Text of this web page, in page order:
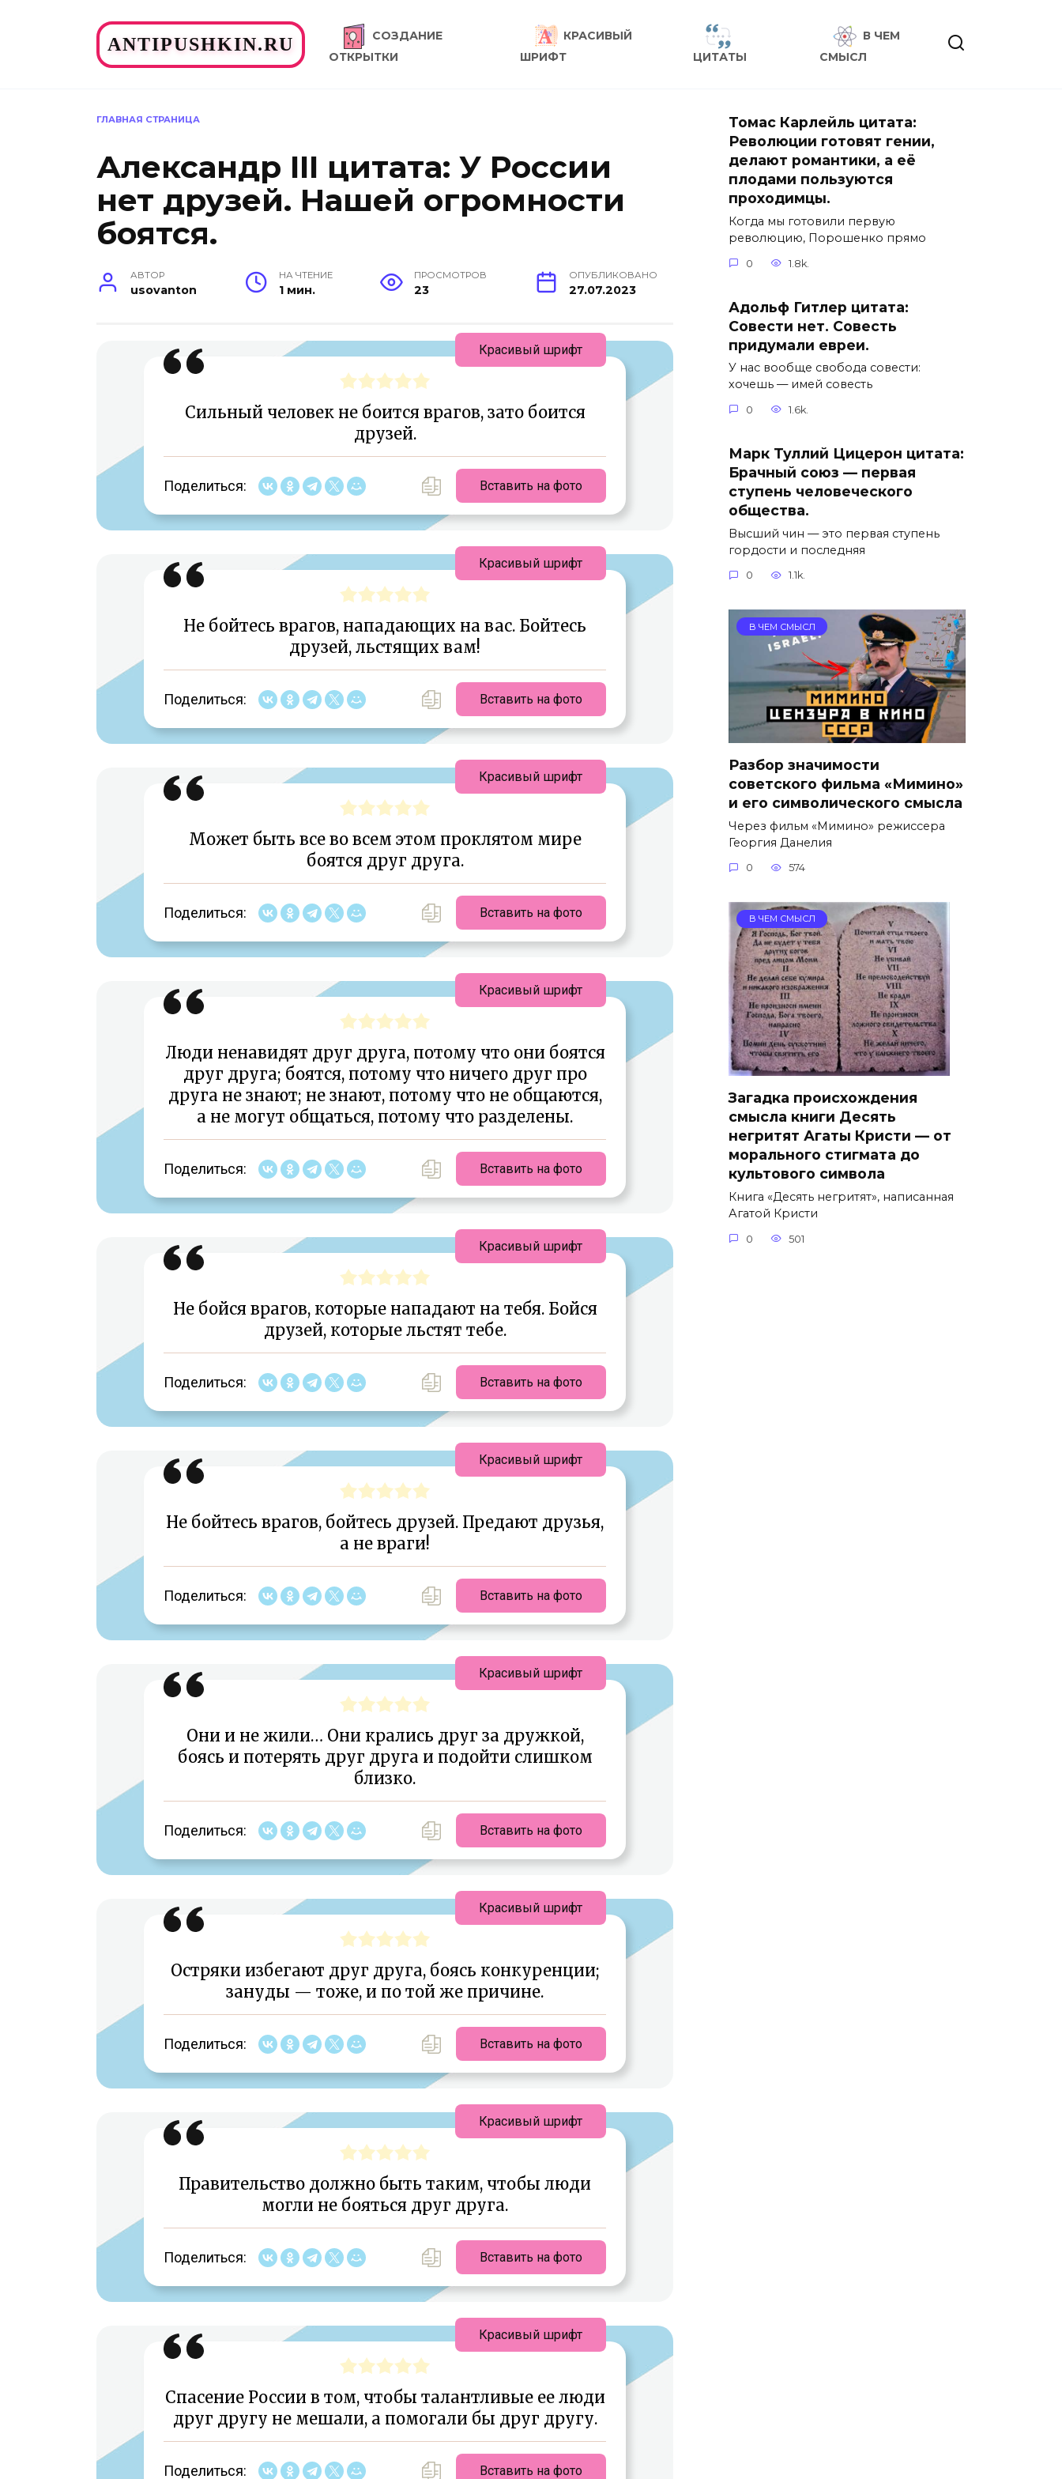
ANTIPUSHKIN.RU
СОЗДАНИЕ
ОТКРЫТКИ
КРАСИВЫЙ
ШРИФТ
ЦИТАТЫ
В ЧЕМ
СМЫСЛ
ГЛАВНАЯ СТРАНИЦА
Александр III цитата: У России
нет друзей. Нашей огромности
боятся.
АВТОР
usovanton
НА ЧТЕНИЕ
1 мин.
ПРОСМОТРОВ
23
ОПУБЛИКОВАНО
27.07.2023
Сильный человек не боится врагов, зато боится
друзей.
Поделиться: Вставить на фото
Красивый шрифт
Не бойтесь врагов, нападающих на вас. Бойтесь
друзей, льстящих вам!
Поделиться: Вставить на фото
Красивый шрифт
Может быть все во всем этом проклятом мире
боятся друг друга.
Поделиться: Вставить на фото
Красивый шрифт
Люди ненавидят друг друга, потому что они боятся
друг друга; боятся, потому что ничего друг про
друга не знают; не знают, потому что не общаются,
а не могут общаться, потому что разделены.
Поделиться: Вставить на фото
Красивый шрифт
Не бойся врагов, которые нападают на тебя. Бойся
друзей, которые льстят тебе.
Поделиться: Вставить на фото
Красивый шрифт
Не бойтесь врагов, бойтесь друзей. Предают друзья,
а не враги!
Поделиться: Вставить на фото
Красивый шрифт
Они и не жили… Они крались друг за дружкой,
боясь и потерять друг друга и подойти слишком
близко.
Поделиться: Вставить на фото
Красивый шрифт
Остряки избегают друг друга, боясь конкуренции;
зануды — тоже, и по той же причине.
Поделиться: Вставить на фото
Красивый шрифт
Правительство должно быть таким, чтобы люди
могли не бояться друг друга.
Поделиться: Вставить на фото
Красивый шрифт
Спасение России в том, чтобы талантливые ее люди
друг другу не мешали, а помогали бы друг другу.
Поделиться: Вставить на фото
Красивый шрифт
Томас Карлейль цитата:
Революции готовят гении,
делают романтики, а её
плодами пользуются
проходимцы.
Когда мы готовили первую
революцию, Порошенко прямо
0 1.8k.
Адольф Гитлер цитата:
Совести нет. Совесть
придумали евреи.
У нас вообще свобода совести:
хочешь — имей совесть
0 1.6k.
Марк Туллий Цицерон цитата:
Брачный союз — первая
ступень человеческого
общества.
Высший чин — это первая ступень
гордости и последняя
0 1.1k.
В ЧЕМ СМЫСЛ
Разбор значимости
советского фильма «Мимино»
и его символического смысла
Через фильм «Мимино» режиссера
Георгия Данелия
0 574
В ЧЕМ СМЫСЛ
Загадка происхождения
смысла книги Десять
негритят Агаты Кристи — от
морального стигмата до
культового символа
Книга «Десять негритят», написанная
Агатой Кристи
0 501